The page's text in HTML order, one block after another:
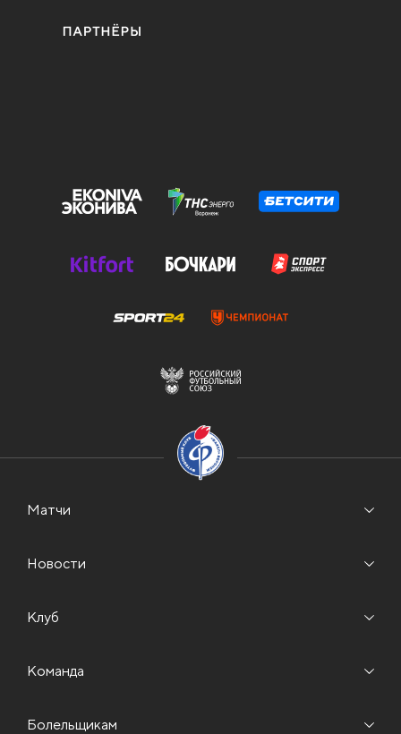
Матчи
Новости
Клуб
Команда
Болельщикам